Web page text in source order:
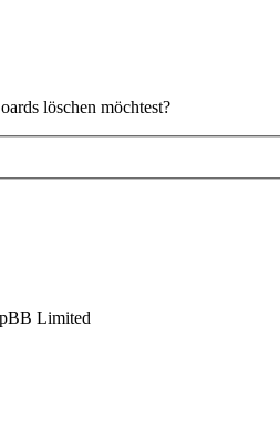
löschen möchtest?
Limited